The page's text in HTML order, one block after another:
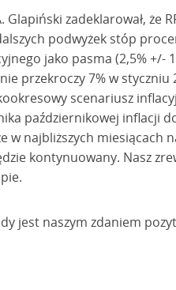
zadeklarował, że
podwyżek stóp
jako pasma (2,5% +/-
przekroczy 7% w
scenariusz
październikowej inflacji
w najbliższych miesiącach
kontynuowany. Nasz
jest naszym zdaniem